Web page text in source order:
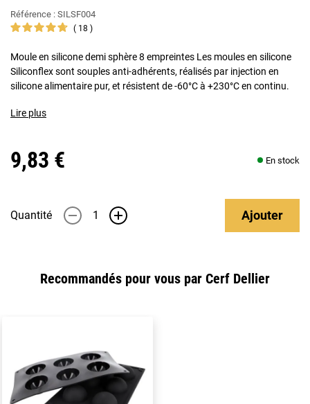
Référence : SILSF004
18
Moule en silicone demi sphère 8 empreintes Les moules en silicone
Siliconflex sont souples anti-adhérents, réalisés par injection en
silicone alimentaire pur, et résistent de -60°C à +230°C en continu.
Lire plus
9,83 € En stock
Quantité - + Ajouter
Recommandés pour vous par Cerf Dellier